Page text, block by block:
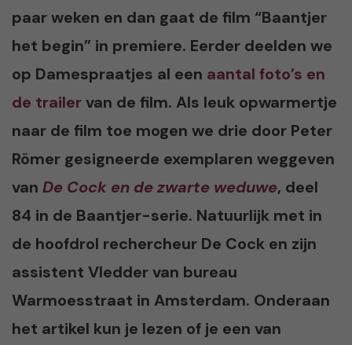
paar weken en dan gaat de film “Baantjer
het begin” in premiere. Eerder deelden we
op Damespraatjes al een aantal foto’s en
de trailervan de film. Als leuk opwarmertje
naar de film toe mogen we drie door Peter
Römer gesigneerde exemplaren weggeven
van De Cock en de zwarte weduwe, deel
84 in de Baantjer-serie. Natuurlijk met in
de hoofdrol rechercheur De Cock en zijn
assistent Vledder van bureau
Warmoesstraat in Amsterdam. Onderaan
het artikel kun je lezen of je een van